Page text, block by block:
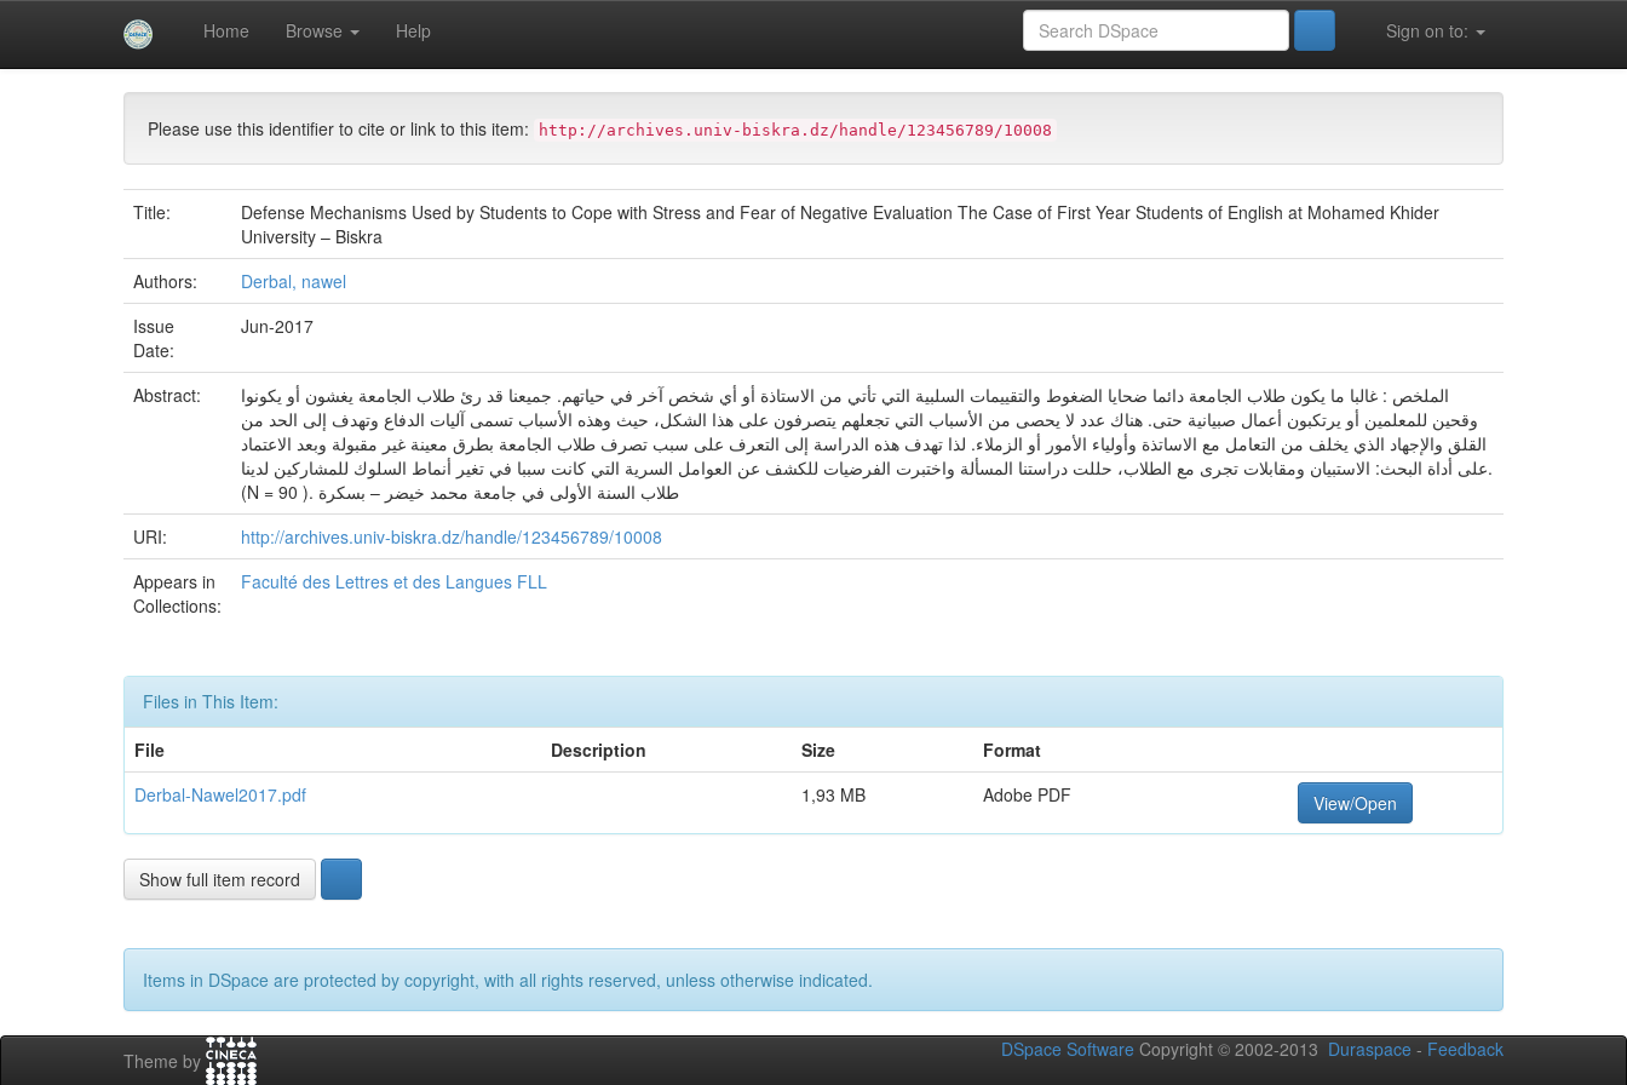
Home Browse Help Sign on to:
University of Biskra Repository Mémoires de Master
Please use this identifier to cite or link to this item: http://archives.univ-biskra.dz/handle/123456789/10008
Title:
Defense Mechanisms Used by Students to Cope with Stress and Fear of Negative Evaluation The Case of First Year Students of English at Mohamed Khider
University – Biskra
Authors:
Derbal, nawel
Issue
Date:
Jun-2017
Abstract:
الملخص : غالبا ما يكون طلاب الجامعة دائما ضحايا الضغوط والتقييمات السلبية التي تأتي من الاستاذة أو أي شخص آخر في حياتهم. جميعنا قد رئ طلاب الجامعة يغشون أو يكونوا
وقحين للمعلمين أو يرتكبون أعمال صبيانية حتى. هناك عدد لا يحصى من الأسباب التي تجعلهم يتصرفون على هذا الشكل، حيث وهذه الأسباب تسمى آليات الدفاع وتهدف إلى الحد من
القلق والإجهاد الذي يخلف من التعامل مع الاساتذة وأولياء الأمور أو الزملاء. لذا تهدف هذه الدراسة إلى التعرف على سبب تصرف طلاب الجامعة بطرق معينة غير مقبولة وبعد الاعتماد
على أداة البحث: الاستبيان ومقابلات تجرى مع الطلاب، حللت دراستنا المسألة واختبرت الفرضيات للكشف عن العوامل السرية التي كانت سببا في تغير أنماط السلوك للمشاركين لدينا.
(N = طلاب السنة الأولى في جامعة محمد خيضر – بسكرة .( 90
URI:
http://archives.univ-biskra.dz/handle/123456789/10008
Appears in
Collections:
Faculté des Lettres et des Langues FLL
Files in This Item:
File
Description Size
Format
Derbal-Nawel2017.pdf
1,93 MB Adobe PDF View/Open
Show full item record
Items in DSpace are protected by copyright, with all rights reserved, unless otherwise indicated.
Theme by
DSpace Software Copyright © 2002-2013 Duraspace - Feedback